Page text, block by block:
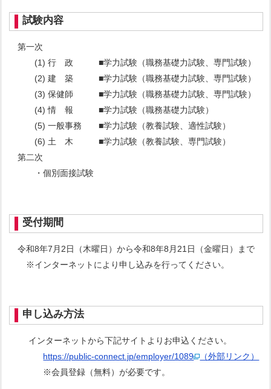
試験内容
第一次
(1) 行 政 ■学力試験（職務基礎力試験、専門試験）
(2) 建 築 ■学力試験（職務基礎力試験、専門試験）
(3) 保健師 ■学力試験（職務基礎力試験、専門試験）
(4) 情 報 ■学力試験（職務基礎力試験）
(5) 一般事務 ■学力試験（教養試験、適性試験）
(6) 土 木 ■学力試験（教養試験、専門試験）
第二次
・個別面接試験
受付期間
令和8年7月2日（木曜日）から令和8年8月21日（金曜日）まで
※インターネットにより申し込みを行ってください。
申し込み方法
インターネットから下記サイトよりお申込ください。
https://public-connect.jp/employer/1089
（外部リンク）
※会員登録（無料）が必要です。